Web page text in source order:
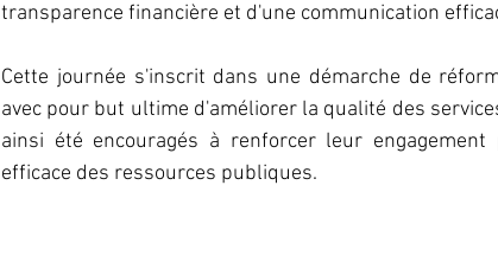
transparence financière et d'une communication
Cette journée s'inscrit dans une démarche de
avec pour but ultime d'améliorer la qualité des
ainsi été encouragés à renforcer leur
efficace des ressources publiques.